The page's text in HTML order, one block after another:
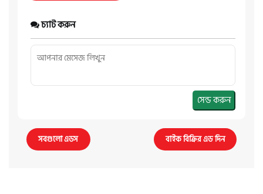
চ্যাট করুন
সেন্ড করুন
সবগুলো এডস বাইক বিক্রির এড দিন